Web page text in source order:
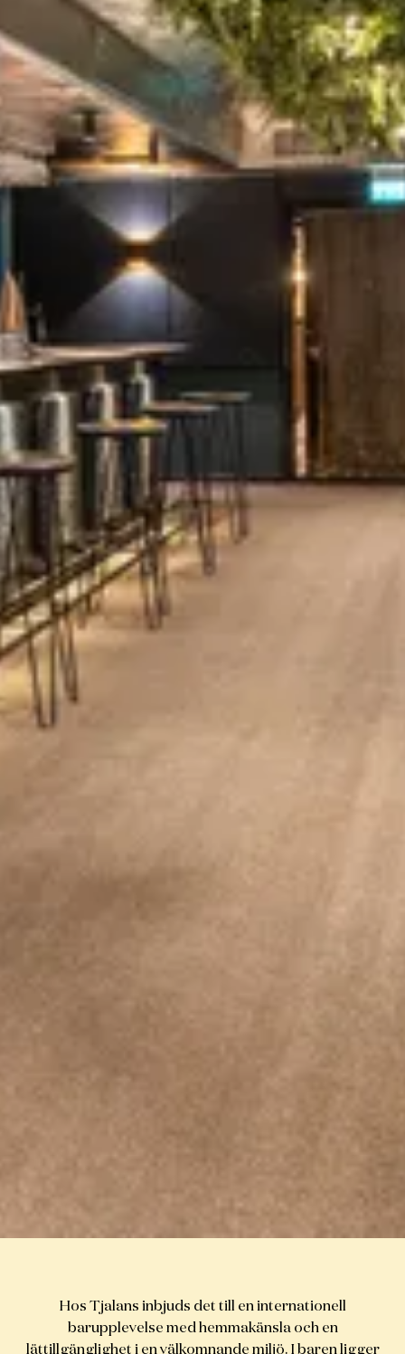
Hos Tjalans inbjuds det till en internationell
barupplevelse med hemmakänsla och en
lättillgänglighet i en välkomnande miljö. I baren ligger